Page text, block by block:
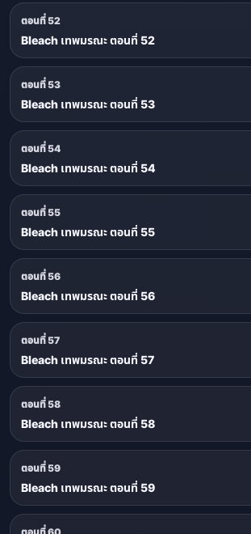
ตอนที่ 52
Bleach เทพมรณะ ตอนที่ 52
ตอนที่ 53
Bleach เทพมรณะ ตอนที่ 53
ตอนที่ 54
Bleach เทพมรณะ ตอนที่ 54
ตอนที่ 55
Bleach เทพมรณะ ตอนที่ 55
ตอนที่ 56
Bleach เทพมรณะ ตอนที่ 56
ตอนที่ 57
Bleach เทพมรณะ ตอนที่ 57
ตอนที่ 58
Bleach เทพมรณะ ตอนที่ 58
ตอนที่ 59
Bleach เทพมรณะ ตอนที่ 59